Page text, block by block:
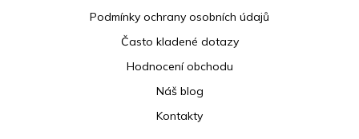
Podmínky ochrany osobních údajů
Často kladené dotazy
Hodnocení obchodu
Náš blog
Kontakty